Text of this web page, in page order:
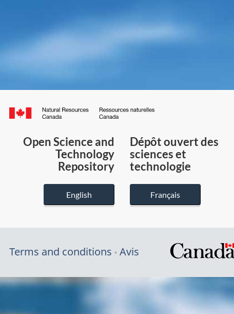
Canada.ca
du
Canada
Open Science and
Technology
Repository
English
Dépôt ouvert des
sciences et
technologie
Français
Terms and conditions Avis